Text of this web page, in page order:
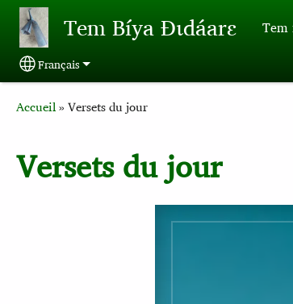
Aller au contenu principal
Tem Bíya Ɖɩdáarɛ Tem
Select your language
Français
Breadcrumb
Accueil Versets du jour
Versets du jour